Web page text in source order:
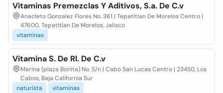
Vitaminas Premezclas Y Aditivos, S.a. De C.v
Anacleto Gonzalez Flores No. 361 | Tepatitlan De Morelos Centro |
47600, Tepatitlan De Morelos, Jalisco
vitaminas
Vitamina S. De Rl. De C.v
Marina (plaza Bonita) No. S/n | Cabo San Lucas Centro | 23450, Los
Cabos, Baja California Sur
naturista
vitaminas